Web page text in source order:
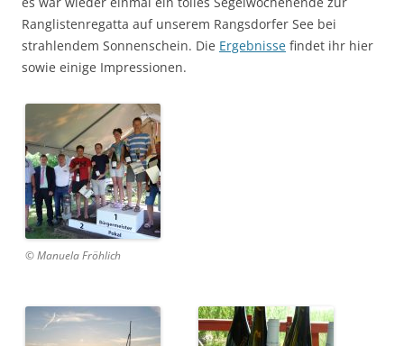
Ranglistenregatta auf unserem Rangsdorfer See bei
strahlendem Sonnenschein. Die Ergebnisse findet ihr hier
sowie einige Impressionen.
© Manuela Fröhlich